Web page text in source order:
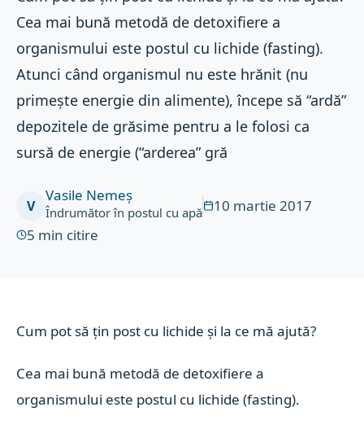
Cea mai bună metodă de detoxifiere a
organismului este postul cu lichide (fasting).
Atunci când organismul nu este hrănit (nu
primește energie din alimente), începe să “ardă”
depozitele de grăsime pentru a le folosi ca
sursă de energie (“arderea” gră
V
Vasile Nemeș
Îndrumător în postul cu apă
10 martie 2017
5 min citire
Cum pot să țin post cu lichide și la ce mă ajută?
Cea mai bună metodă de detoxifiere a
organismului este postul cu lichide (fasting).